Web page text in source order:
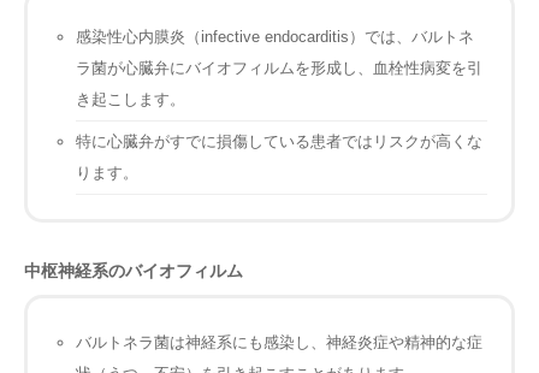
感染性心内膜炎（infective endocarditis）では、バルトネ
ラ菌が心臓弁にバイオフィルムを形成し、血栓性病変を引
き起こします。
特に心臓弁がすでに損傷している患者ではリスクが高くな
ります。
中枢神経系のバイオフィルム
バルトネラ菌は神経系にも感染し、神経炎症や精神的な症